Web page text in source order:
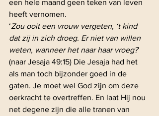
een hele maand geen teken van leven
heeft vernomen.
‘Zou ooit een vrouw vergeten, ‘t kind
dat zij in zich droeg. Er niet van willen
weten, wanneer het naar haar vroeg?’
(naar Jesaja 49:15) Die Jesaja had het
als man toch bijzonder goed in de
gaten. Je moet wel God zijn om deze
oerkracht te overtreffen. En laat Hij nou
net degene zijn die alle tranen van